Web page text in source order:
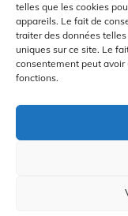
telles que les cookies
appareils. Le fait de
traiter des données
uniques sur ce site. Le
consentement peut
fonctions.
À PROPOS DE NOUS
AVIS DE NON-